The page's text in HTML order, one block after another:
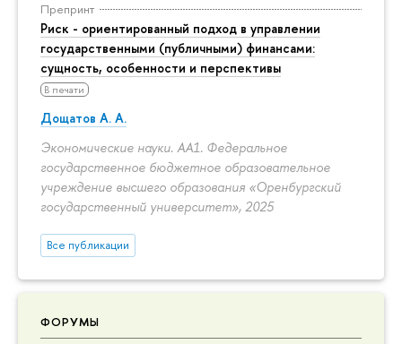
Препринт
Риск - ориентированный подход в управлении
государственными (публичными) финансами:
сущность, особенности и перспективы
В печати
Дощатов А. А.
Экономические науки. АА1. Федеральное
государственное бюджетное образовательное
учреждение высшего образования «Оренбургский
государственный университет», 2025
Все публикации
ФОРУМЫ